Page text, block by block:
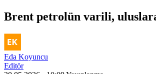
Brent petrolün varili,
Eda Koyuncu
Editör